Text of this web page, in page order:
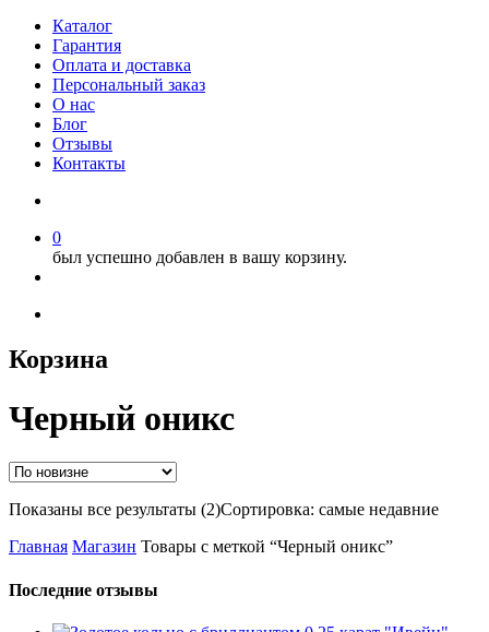
Каталог
Гарантия
Оплата и доставка
Персональный заказ
О нас
Блог
Отзывы
Контакты
0
был успешно добавлен в вашу корзину.
Корзина
Черный оникс
Показаны все результаты (2)Сортировка: самые недавние
Главная Магазин Товары с меткой “Черный оникс”
Последние отзывы